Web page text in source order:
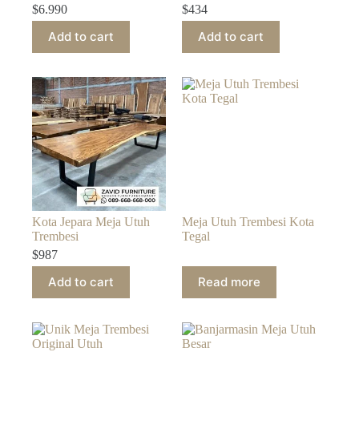
$6.990
Add to cart
$434
Add to cart
Kota Jepara Meja Utuh
Trembesi
$987
Add to cart
Meja Utuh Trembesi Kota
Tegal
Read more